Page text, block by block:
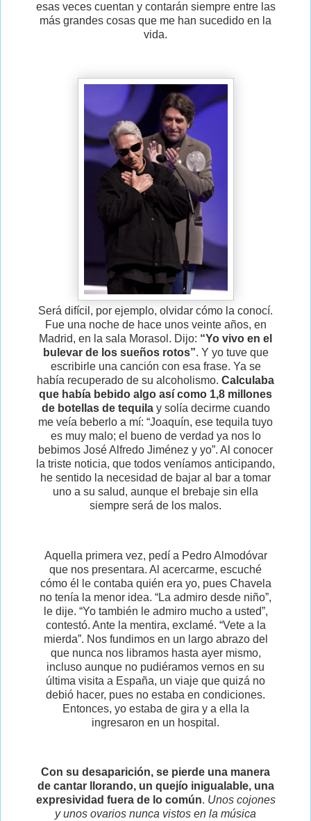
esas veces cuentan y contarán siempre entre las
más grandes cosas que me han sucedido en la
vida.
Será difícil, por ejemplo, olvidar cómo la conocí.
Fue una noche de hace unos veinte años, en
Madrid, en la sala Morasol. Dijo: “Yo vivo en el
bulevar de los sueños rotos”. Y yo tuve que
escribirle una canción con esa frase. Ya se
había recuperado de su alcoholismo. Calculaba
que había bebido algo así como 1,8 millones
de botellas de tequilay solía decirme cuando
me veía beberlo a mí: “Joaquín, ese tequila tuyo
es muy malo; el bueno de verdad ya nos lo
bebimos José Alfredo Jiménez y yo”. Al conocer
la triste noticia, que todos veníamos anticipando,
he sentido la necesidad de bajar al bar a tomar
uno a su salud, aunque el brebaje sin ella
siempre será de los malos.
Aquella primera vez, pedí a Pedro Almodóvar
que nos presentara. Al acercarme, escuché
cómo él le contaba quién era yo, pues Chavela
no tenía la menor idea. “La admiro desde niño”,
le dije. “Yo también le admiro mucho a usted”,
contestó. Ante la mentira, exclamé. “Vete a la
mierda”. Nos fundimos en un largo abrazo del
que nunca nos libramos hasta ayer mismo,
incluso aunque no pudiéramos vernos en su
última visita a España, un viaje que quizá no
debió hacer, pues no estaba en condiciones.
Entonces, yo estaba de gira y a ella la
ingresaron en un hospital.
Con su desaparición, se pierde una manera
de cantar llorando, un quejío inigualable, una
expresividad fuera de lo común. Unos cojones
y unos ovarios nunca vistos en la música